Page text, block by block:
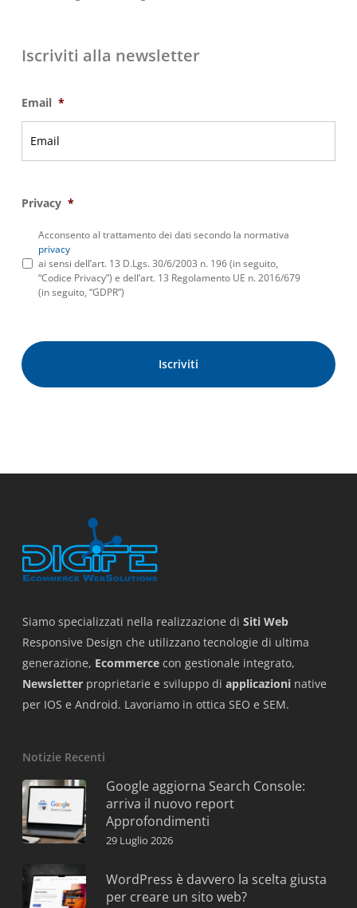
Iscriviti alla newsletter
Email *
Privacy *
Acconsento al trattamento dei dati secondo la normativa
privacy
ai sensi dell’art. 13 D.Lgs. 30/6/2003 n. 196 (in seguito,
“Codice Privacy”) e dell’art. 13 Regolamento UE n. 2016/679
(in seguito, “GDPR”)
Siamo specializzati nella realizzazione di Siti Web
Responsive Design che utilizzano tecnologie di ultima
generazione, Ecommerce con gestionale integrato,
Newsletter proprietarie e sviluppo di applicazioni native
per IOS e Android. Lavoriamo in ottica SEO e SEM.
Notizie Recenti
Google aggiorna Search Console:
arriva il nuovo report
Approfondimenti
29 Luglio 2026
WordPress è davvero la scelta giusta
per creare un sito web?